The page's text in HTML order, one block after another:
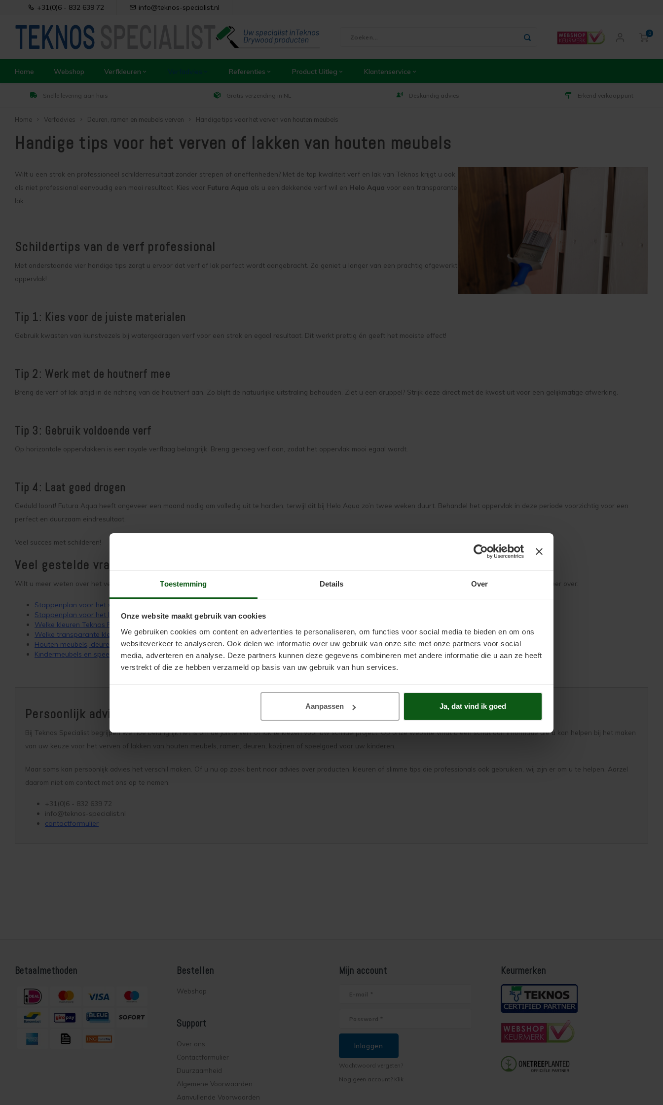
Toestemming Details Over
Onze website maakt gebruik van cookies
We gebruiken cookies om content en advertenties te personaliseren, om functies voor social media te bieden en om ons
websiteverkeer te analyseren. Ook delen we informatie over uw gebruik van onze site met onze partners voor social
media, adverteren en analyse. Deze partners kunnen deze gegevens combineren met andere informatie die u aan ze heeft
verstrekt of die ze hebben verzameld op basis van uw gebruik van hun services.
Aanpassen Ja, dat vind ik goed
+31(0)6 - 832 639 72 info@teknos-specialist.nl
0
Home Webshop Verfkleuren Verfadvies Referenties Product Uitleg Klantenservice
Snelle levering aan huis Gratis verzending in NL Deskundig advies Erkend verkooppunt
Home Verfadvies Deuren, ramen en meubels verven Handige tips voor het verven van houten meubels
Handige tips voor het verven of lakken van houten meubels
Wilt u een strak en professioneel schilderresultaat zonder strepen of oneffenheden? Met de top kwaliteit verf en lak van Teknos krijgt u ook
als niet professional eenvoudig een mooi resultaat. Kies voor Futura Aqua als u een dekkende verf wil en Helo Aqua voor een transparante
lak.
Schildertips van de verf professional
Met onderstaande vier handige tips zorgt u ervoor dat verf of lak perfect wordt aangebracht. Zo geniet u langer van een prachtig afgewerkt
oppervlak!
Tip 1: Kies voor de juiste materialen
Gebruik kwasten van kunstvezels bij watergedragen verf voor een strak en egaal resultaat. Dit werkt prettig én geeft het mooiste effect!
Tip 2: Werk met de houtnerf mee
Breng de verf of lak altijd in de richting van de houtnerf aan. Zo blijft de natuurlijke uitstraling behouden. Ziet u een druppel? Strijk deze direct met de kwast uit voor een gelijkmatige afwerking.
Tip 3: Gebruik voldoende verf
Op horizontale oppervlakken is een royale verflaag belangrijk. Breng genoeg verf aan, zodat het oppervlak mooi egaal wordt.
Tip 4: Laat goed drogen
Geduld loont! Futura Aqua heeft ongeveer een maand nodig om volledig uit te harden, terwijl dit bij Helo Aqua zo’n twee weken duurt. Behandel het oppervlak in deze periode voorzichtig voor een
perfect en duurzaam eindresultaat.
Veel succes met schilderen!
Veel gestelde vragen over het verven en lakken van ramen, deuren en meubels
Wilt u meer weten over het verven of lakken van ramen, deuren, meubels en speelgoed voor kinderen en specifieke tips hoe u dit aanpakt. Via onderstaande link leest u meer over:
Stappenplan voor het schilderen van meubels met Teknos Futura Aqua
Stappenplan voor het lakken van meubels met Teknos Helo Aqua
Welke kleuren Teknos Futura Aqua verf zijn er?
Welke transparante kleuren Teknos Helo Aqua lak zijn er?
Houten meubels, deuren en ramen verven
Kindermeubels en speelgoed verven
Persoonlijk advies nodig?
Bij Teknos Specialist begrijpen we hoe belangrijk het is om de juiste verf of lak te kiezen voor uw schilderproject. Op onze website vindt u een schat aan informatie die u kan helpen bij het maken
van uw keuze voor het verven of lakken van houten meubels, ramen, deuren, kozijnen of speelgoed voor uw kinderen.
Maar soms kan persoonlijk advies het verschil maken. Of u nu op zoek bent naar advies over producten, kleuren of slimme tips die professionals ook gebruiken, wij zijn er om u te helpen. Aarzel
daarom niet om contact met ons op te nemen.
+31(0)6 - 832 639 72
info@teknos-specialist.nl
contactformulier
Betaalmethoden Bestellen
Webshop
Support
Over ons
Contactformulier
Duurzaamheid
Algemene Voorwaarden
Aanvullende Voorwaarden
Mijn account
Inloggen
Wachtwoord vergeten?
Nog geen account? Klik
Keurmerken